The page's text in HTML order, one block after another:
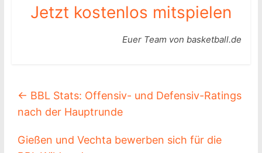
Jetzt kostenlos mitspielen
Euer Team von basketball.de
← BBL Stats: Offensiv- und Defensiv-Ratings
nach der Hauptrunde
Gießen und Vechta bewerben sich für die